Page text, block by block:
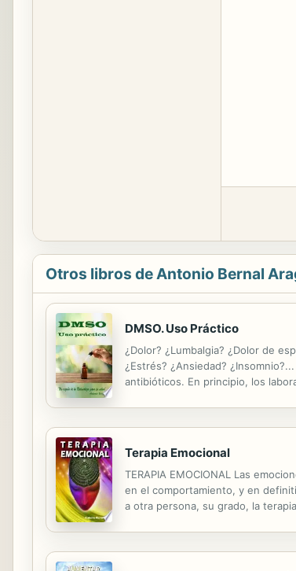
Otros libros de Antonio Bernal
DMSO. Uso Práctico
¿Dolor? ¿Lumbalgia? ¿Dolor de
¿Estrés? ¿Ansiedad?
antibióticos. En principio, los
Terapia Emocional
TERAPIA EMOCIONAL Las
en el comportamiento, y en
a otra persona, su grado, la